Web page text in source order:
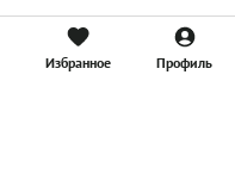
Избранное Профиль